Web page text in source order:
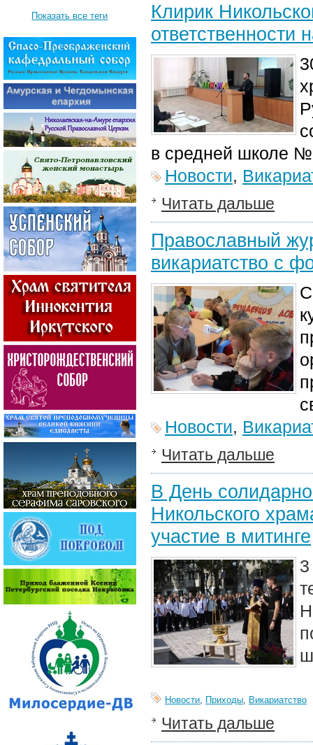
Клирик
в средней школе
Новости,
Читать дальше
Православный
викариатство с
Новости,
Читать дальше
В День
Никольского
участие в митинге
Новости, Приходы, Викариатство
Читать дальше
Показать все теги